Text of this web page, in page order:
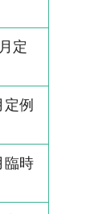
定
例
臨時